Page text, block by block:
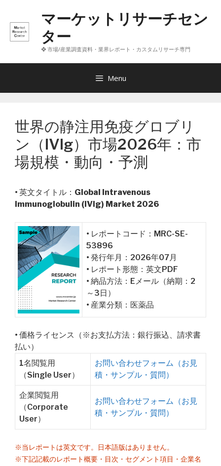
へ
マーケットリサーチセン
ター
❖ 市場/産業調査資料・業界レポート・カスタムリサーチ専門
Menu
世界の静注用免疫グロブリ
ン（IVIg）市場2026年：市
場規模・動向・予測
• 英文タイトル： Global Intravenous
Immunoglobulin (IVIg) Market 2026
• レポートコード：MRC-SE-
53896
• 発行年月：2026年07月
• レポート形態：英文PDF
• 納品方法：Eメール（納期：2
～3日）
• 産業分類：医薬品
• 価格ライセンス（※お支払方法：銀行振込、請求書
払い）
1名閲覧用
（Single User）
お問い合わせフォーム（お見
積・サンプル・質問）
企業閲覧用
（Corporate
User）
お問い合わせフォーム（お見
積・サンプル・質問）
※当レポートは英文です。日本語版はありません。
※下記記載のレポート概要・目次・セグメント項目・企業名